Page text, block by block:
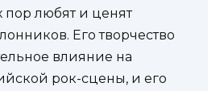
пор любят и ценят
Его творчество
влияние на
рок-сцены, и его